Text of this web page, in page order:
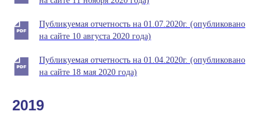
Публикуемая отчетность на 01.07.2020г. (опубликовано
на сайте 10 августа 2020 года)
Публикуемая отчетность на 01.04.2020г. (опубликовано
на сайте 18 мая 2020 года)
2019